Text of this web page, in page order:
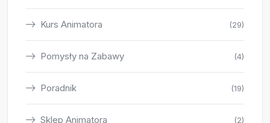
Kurs Animatora (29)
Pomysły na Zabawy (4)
Poradnik (19)
Sklep Animatora (2)